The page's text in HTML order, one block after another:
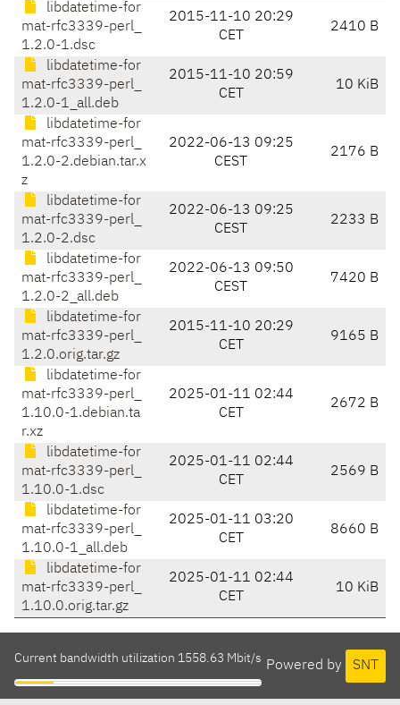
libdatetime-for
mat-rfc3339-perl_
1.2.0-1.dsc
2015-11-10 20:29
CET
2410 B
libdatetime-for
mat-rfc3339-perl_
1.2.0-1_all.deb
2015-11-10 20:59
CET
10 KiB
libdatetime-for
mat-rfc3339-perl_
1.2.0-2.debian.tar.x
z
2022-06-13 09:25
CEST
2176 B
libdatetime-for
mat-rfc3339-perl_
1.2.0-2.dsc
2022-06-13 09:25
CEST
2233 B
libdatetime-for
mat-rfc3339-perl_
1.2.0-2_all.deb
2022-06-13 09:50
CEST
7420 B
libdatetime-for
mat-rfc3339-perl_
1.2.0.orig.tar.gz
2015-11-10 20:29
CET
9165 B
libdatetime-for
mat-rfc3339-perl_
1.10.0-1.debian.ta
r.xz
2025-01-11 02:44
CET
2672 B
libdatetime-for
mat-rfc3339-perl_
1.10.0-1.dsc
2025-01-11 02:44
CET
2569 B
libdatetime-for
mat-rfc3339-perl_
1.10.0-1_all.deb
2025-01-11 03:20
CET
8660 B
libdatetime-for
mat-rfc3339-perl_
1.10.0.orig.tar.gz
2025-01-11 02:44
CET
10 KiB
Powered by SNT
Current bandwidth utilization 1558.63 Mbit/s